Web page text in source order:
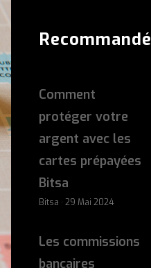
Recommandé
Comment
protéger votre
argent avec les
cartes prépayées
Bitsa
Bitsa · 29 Mai 2024
Les commissions
bancaires